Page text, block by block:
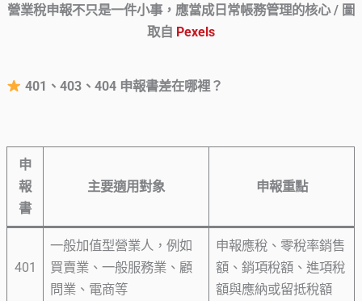
營業稅申報不只是一件小事，應當成日常帳務管理的核心 / 圖
取自 Pexels
401、403、404 申報書差在哪裡？
申
報
書
主要適用對象 申報重點
401
一般加值型營業人，例如
買賣業、一般服務業、顧
問業、電商等
申報應稅、零稅率銷售
額、銷項稅額、進項稅
額與應納或留抵稅額